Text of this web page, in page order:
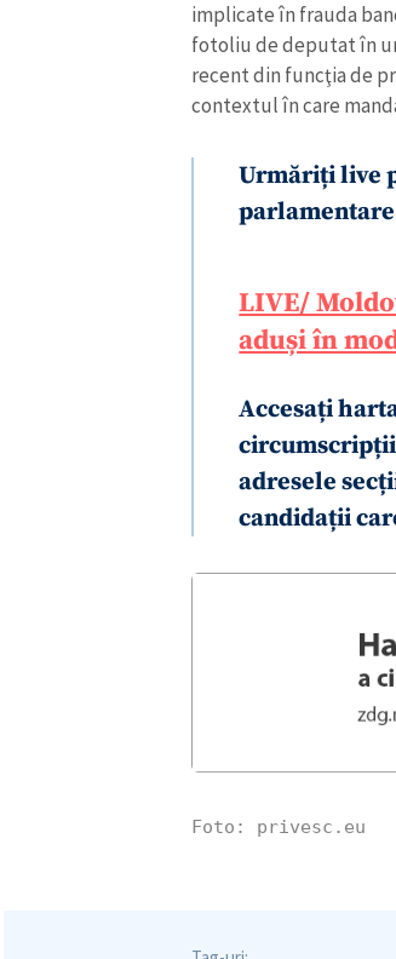
implicate în frauda
fotoliu de deputat în
recent din funcţia de
contextul în care
Urmăriți live
LIVE/
aduși în
Accesați
adresele
candidații
Foto: privesc.eu